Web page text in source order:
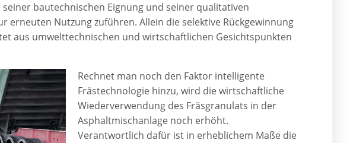
bautechnischen Eignung und seiner qualitativen
erneuten Nutzung zuführen. Allein die selektive Rückgewinnung
aus umwelttechnischen und wirtschaftlichen Gesichtspunkten
Rechnet man noch den Faktor intelligente
Frästechnologie hinzu, wird die wirtschaftliche
Wiederverwendung des Fräsgranulats in der
Asphaltmischanlage noch erhöht.
Verantwortlich dafür ist in erheblichem Maße die